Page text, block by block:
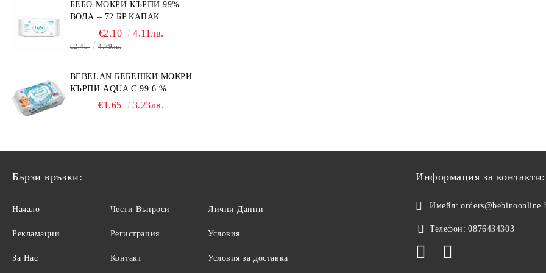
БЕБО МОКРИ КЪРПИ 99%
ВОДА – 72 БР.КАПАК
€2.10 4.11лв.
€2.45 4.79лв.
BEBELAN БЕБЕШКИ МОКРИ
КЪРПИ AQUA С 99.6 %
ВОДА 64БР.
€1.65 3.23лв.
Бързи връзки:
Начало
Рекламации
За Нас
Чести Въпроси
Регистрация
Контакт
Лични Данни
Условия
Условия за доставка
Информация за контакти:
Имейл:
Телефон: 0876434303